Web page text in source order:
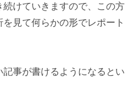
けていきますので、この方
見て何らかの形でレポート
事が書けるようになるとい